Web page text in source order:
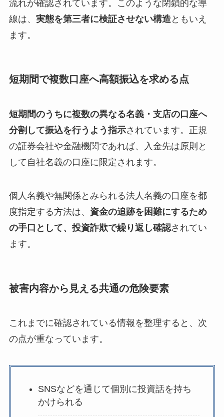
流れが確認されています。このような閉鎖的な導
線は、 実態を第三者に検証させない構造ともいえ
ます。
短期間で複数口座へ高額振込を求める点
短期間のうちに複数の異なる名義・支店の口座へ
分割して振込を行うよう指示されています。正規
の証券会社や金融機関であれば、入金先は原則と
して自社名義の口座に限定されます。
個人名義や無関係とみられる法人名義の口座を都
度指定する方法は、 資金の追跡を困難にするため
の手口として、投資詐欺で繰り返し確認されてい
ます。
被害内容から見える共通の危険要素
これまでに確認されている情報を整理すると、次
の点が重なっています。
SNSなどを通じて個別に投資話を持ち
かけられる